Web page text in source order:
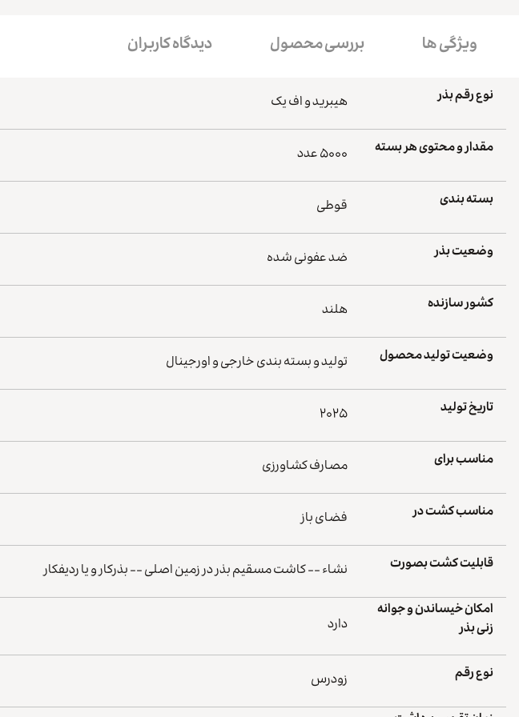
ویژگی ها بررسی محصول دیدگاه کاربران
نوع رقم بذر هیبرید و اف یک
مقدار و محتوی هر بسته ۵۰۰۰ عدد
بسته بندی قوطی
وضعیت بذر ضد عفونی شده
کشور سازنده هلند
وضعیت تولید محصول تولید و بسته بندی خارجی و اورجینال
تاریخ تولید ۲۰۲۵
مناسب برای مصارف کشاورزی
مناسب کشت در فضای باز
قابلیت کشت بصورت نشاء -- کاشت مسقیم بذر در زمین اصلی -- بذرکار و یا ردیفکار
امکان خیساندن و جوانه
زنی بذر
دارد
نوع رقم زودرس